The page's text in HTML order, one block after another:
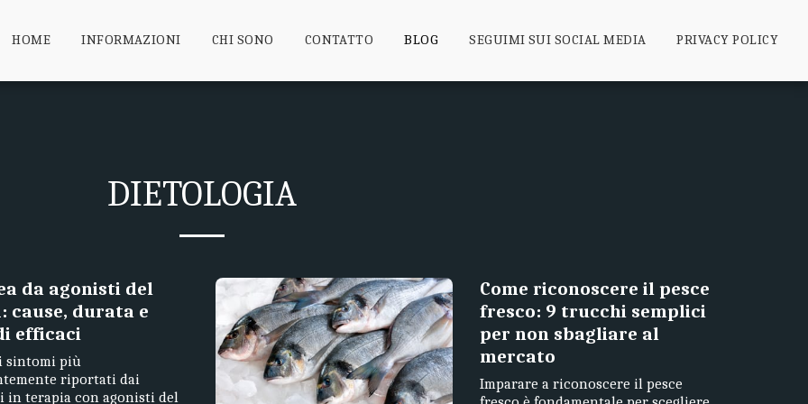
HOME INFORMAZIONI CHI SONO CONTATTO BLOG SEGUIMI SUI SOCIAL MEDIA PRIVACY POLICY
DIETOLOGIA
da agonisti del
cause, durata e
efficaci
sintomi più
riportati dai
in terapia con agonisti del
Come riconoscere il pesce
fresco: 9 trucchi semplici
per non sbagliare al
mercato
Imparare a riconoscere il pesce